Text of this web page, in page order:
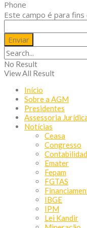
Phone
Este campo é para
No Result
View All Result
Início
Sobre a AGM
Presidentes
Assessoria
Notícias
Ceasa
Congresso
Emater
Fepam
FGTAS
IBGE
IPM
Lei Kandir